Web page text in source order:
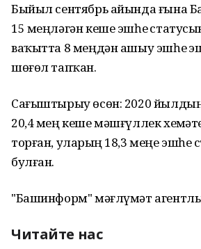
Быйыл сентябрь айында ғына
15 меңләгән кеше эшһеҙ
ваҡытта 8 меңдән ашыу эшһеҙ
шөғөл тапҡан.
Сағыштырыу өсөн: 2020
20,4 мең кеше мәшғүллек
торған, уларҙың 18,3 меңе эшһеҙ
булған.
"Башинформ" мәғлүмәт
Читайте нас